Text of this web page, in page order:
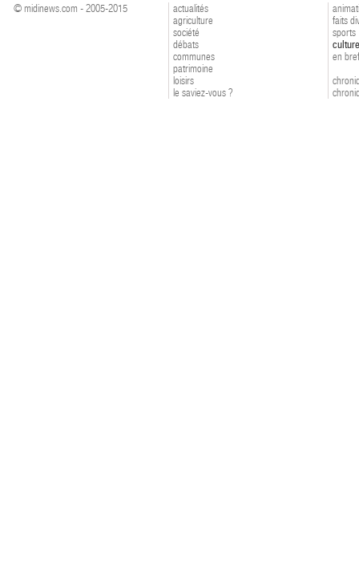
© midinews.com - 2005-2015
actualités
agriculture
société
débats
communes
patrimoine
loisirs
le saviez-vous ?
faits
sports
culture
en bref